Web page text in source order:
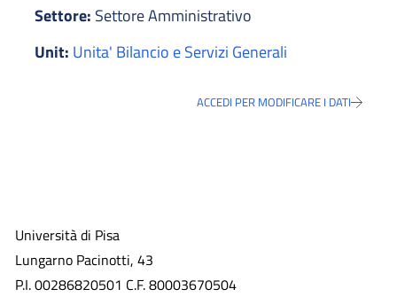
Settore: Settore Amministrativo
Unit: Unita' Bilancio e Servizi Generali
ACCEDI PER MODIFICARE I DATI
Università di Pisa
Lungarno Pacinotti, 43
P.I. 00286820501 C.F. 80003670504